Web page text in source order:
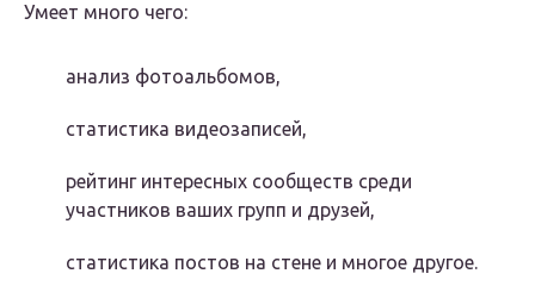
Умеет много чего:
анализ фотоальбомов,
статистика видеозаписей,
рейтинг интересных сообществ среди
участников ваших групп и друзей,
статистика постов на стене и многое другое.